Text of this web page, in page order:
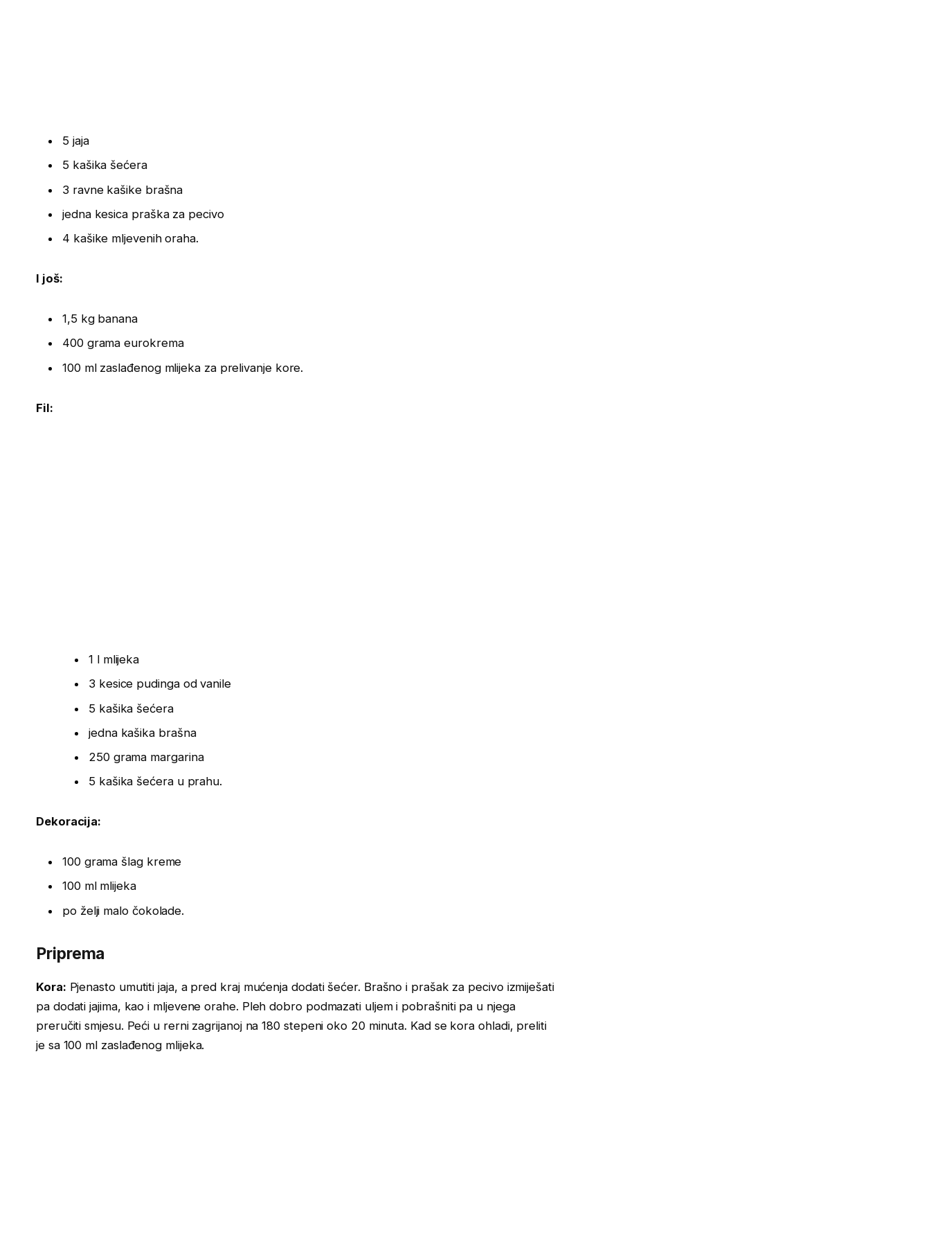
5 jaja
5 kašika šećera
3 ravne kašike brašna
jedna kesica praška za pecivo
4 kašike mljevenih oraha.
I još:
1,5 kg banana
400 grama eurokrema
100 ml zaslađenog mlijeka za prelivanje kore.
Fil:
1 l mlijeka
3 kesice pudinga od vanile
5 kašika šećera
jedna kašika brašna
250 grama margarina
5 kašika šećera u prahu.
Dekoracija:
100 grama šlag kreme
100 ml mlijeka
po želji malo čokolade.
Priprema
Kora: Pjenasto umutiti jaja, a pred kraj mućenja dodati šećer. Brašno i prašak za pecivo izmiješati
pa dodati jajima, kao i mljevene orahe. Pleh dobro podmazati uljem i pobrašniti pa u njega
preručiti smjesu. Peći u rerni zagrijanoj na 180 stepeni oko 20 minuta. Kad se kora ohladi, preliti
je sa 100 ml zaslađenog mlijeka.